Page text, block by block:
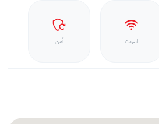
انترنت أمن